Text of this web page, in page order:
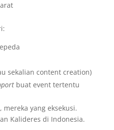
sekalian content creation)
buat event tertentu
yang eksekusi.
Kalideres di Indonesia.